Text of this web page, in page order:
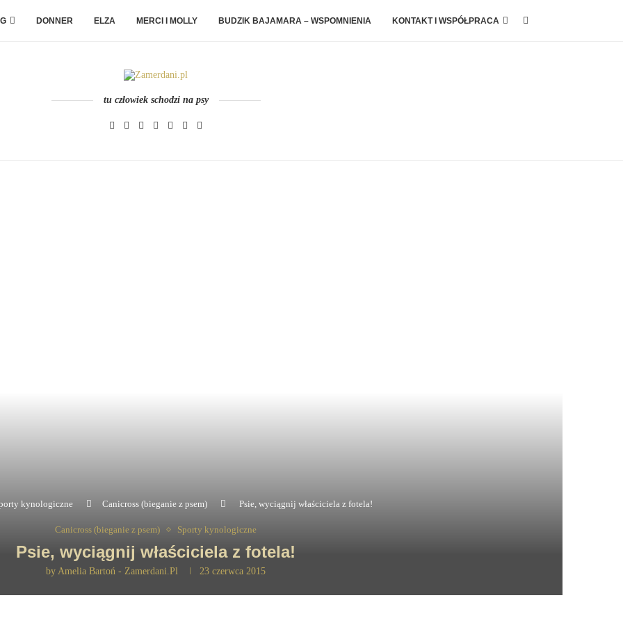
DONNER ELZA MERCI I MOLLY BUDZIK BAJAMARA – WSPOMNIENIA KONTAKT I WSPÓŁPRACA
tu człowiek schodzi na psy
kynologiczne Canicross (bieganie z psem) Psie, wyciągnij właściciela z fotela!
Canicross (bieganie z psem) Sporty kynologiczne
Psie, wyciągnij właściciela z fotela!
by Amelia Bartoń - Zamerdani.pl 23 czerwca 2015